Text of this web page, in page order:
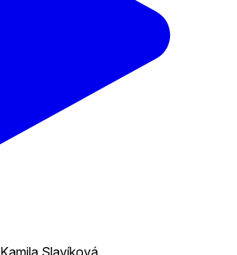
Kamila Slavíková